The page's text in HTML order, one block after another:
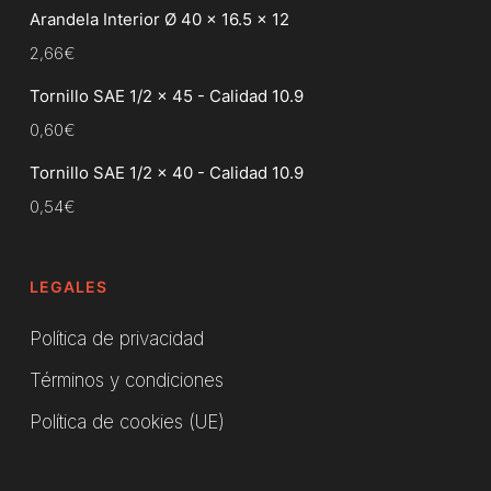
Arandela Interior Ø 40 x 16.5 x 12
2,66€
Tornillo SAE 1/2 x 45 - Calidad 10.9
0,60€
Tornillo SAE 1/2 x 40 - Calidad 10.9
0,54€
LEGALES
Política de privacidad
Términos y condiciones
Política de cookies (UE)